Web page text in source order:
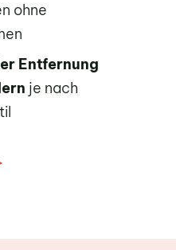
ohne
Entfernung
je nach